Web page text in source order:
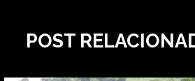
POST